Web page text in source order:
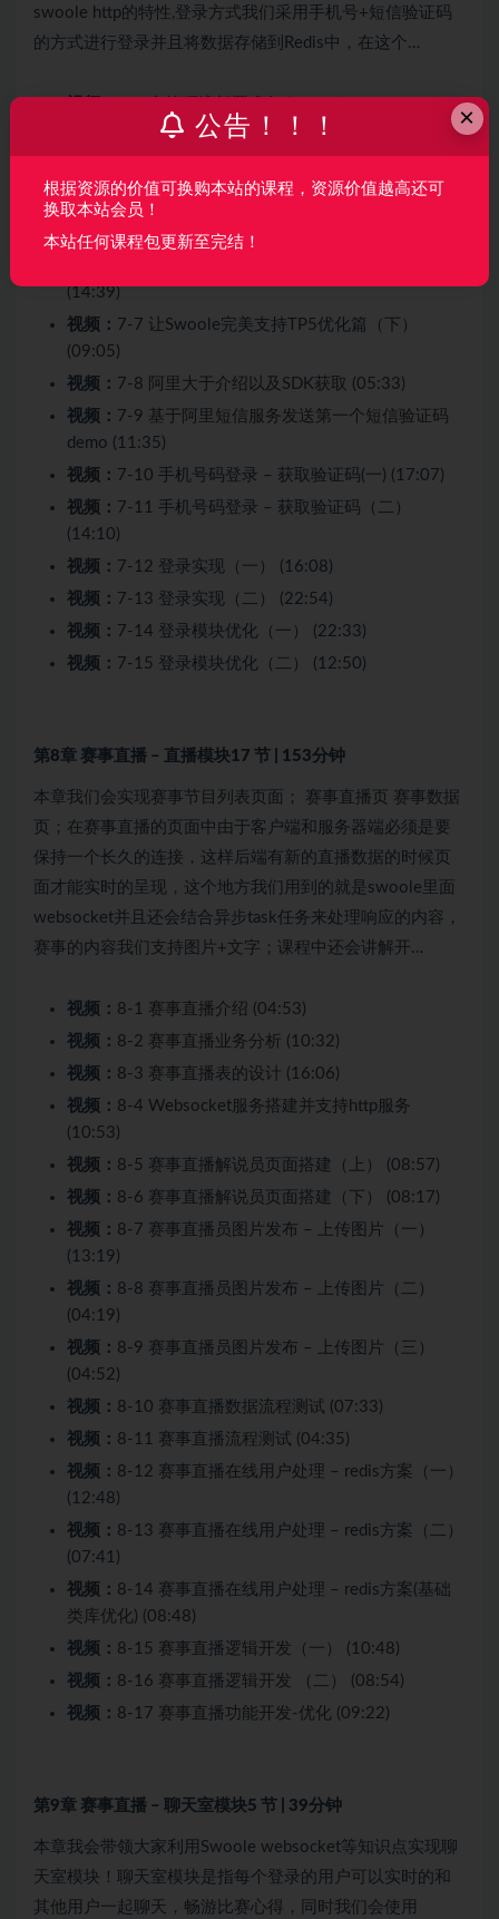
swoole http的特性,登录方式我们采用手机号+短信验证码
的方式进行登录并且将数据存储到Redis中，在这个…
7-2 登录流程介绍 (03:37)
视频：7-4 让Swoole完美支持TP5（中） (08:56)
视频：7-5 让Swoole完美支持TP5（下） (08:53)
(14:39)
视频： 7-7 让Swoole完美支持TP5优化篇（下）
(09:05)
视频： 7-8 阿里大于介绍以及SDK获取 (05:33)
视频： 7-9 基于阿里短信服务发送第一个短信验证码
demo (11:35)
视频： 7-10 手机号码登录 – 获取验证码(一) (17:07)
视频： 7-11 手机号码登录 – 获取验证码（二）
(14:10)
视频： 7-12 登录实现（一） (16:08)
视频： 7-13 登录实现（二） (22:54)
视频： 7-14 登录模块优化（一） (22:33)
视频： 7-15 登录模块优化（二） (12:50)
第8章 赛事直播 – 直播模块17 节 | 153分钟
本章我们会实现赛事节目列表页面； 赛事直播页 赛事数据
页；在赛事直播的页面中由于客户端和服务器端必须是要
保持一个长久的连接，这样后端有新的直播数据的时候页
面才能实时的呈现，这个地方我们用到的就是swoole里面
websocket并且还会结合异步task任务来处理响应的内容，
赛事的内容我们支持图片+文字；课程中还会讲解开…
视频： 8-1 赛事直播介绍 (04:53)
视频： 8-2 赛事直播业务分析 (10:32)
视频： 8-3 赛事直播表的设计 (16:06)
视频： 8-4 Websocket服务搭建并支持http服务
(10:53)
视频： 8-5 赛事直播解说员页面搭建（上） (08:57)
视频： 8-6 赛事直播解说员页面搭建（下） (08:17)
视频： 8-7 赛事直播员图片发布 – 上传图片（一）
(13:19)
视频： 8-8 赛事直播员图片发布 – 上传图片（二）
(04:19)
视频： 8-9 赛事直播员图片发布 – 上传图片（三）
(04:52)
视频： 8-10 赛事直播数据流程测试 (07:33)
视频： 8-11 赛事直播流程测试 (04:35)
视频： 8-12 赛事直播在线用户处理 – redis方案（一）
(12:48)
视频： 8-13 赛事直播在线用户处理 – redis方案（二）
(07:41)
视频： 8-14 赛事直播在线用户处理 – redis方案(基础
类库优化) (08:48)
视频： 8-15 赛事直播逻辑开发（一） (10:48)
视频： 8-16 赛事直播逻辑开发 （二） (08:54)
视频： 8-17 赛事直播功能开发-优化 (09:22)
第9章 赛事直播 – 聊天室模块5 节 | 39分钟
本章我会带领大家利用Swoole websocket等知识点实现聊
天室模块！聊天室模块是指每个登录的用户可以实时的和
其他用户一起聊天，畅游比赛心得，同时我们会使用
×
公告！！！
根据资源的价值可换购本站的课程，资源价值越高还可
换取本站会员！
本站任何课程包更新至完结！